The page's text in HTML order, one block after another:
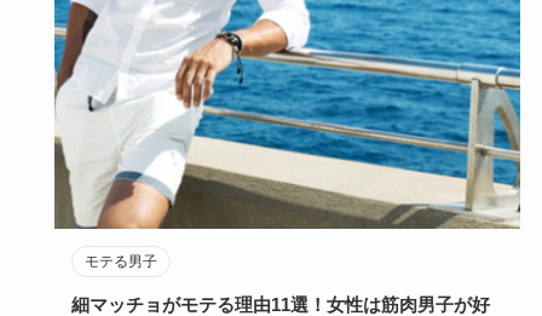
モテる男子
細マッチョがモテる理由11選！女性は筋肉男子が好